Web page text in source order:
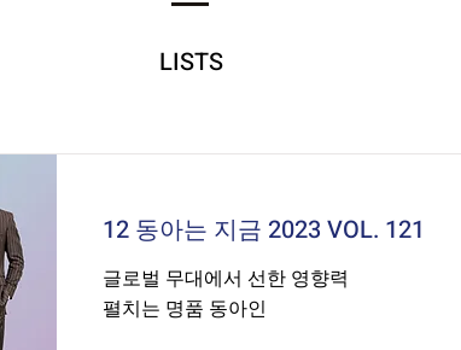
LISTS
12 동아는 지금 2023 VOL. 121
글로벌 무대에서 선한 영향력
펼치는 명품 동아인